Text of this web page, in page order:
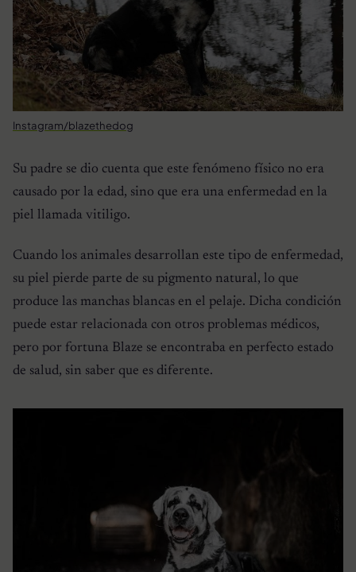
Instagram/blazethedog
Su padre se dio cuenta que este fenómeno físico no era
causado por la edad, sino que era una enfermedad en la
piel llamada vitiligo.
Cuando los animales desarrollan este tipo de enfermedad,
su piel pierde parte de su pigmento natural, lo que
produce las manchas blancas en el pelaje. Dicha condición
puede estar relacionada con otros problemas médicos,
pero por fortuna Blaze se encontraba en perfecto estado
de salud, sin saber que es diferente.